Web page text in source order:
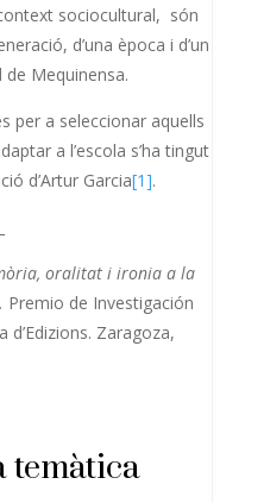
sociocultural, són
d’una època i d’un
de Mequinensa.
per a seleccionar aquells
a l’escola s’ha tingut
d’Artur Garcia[1].
oralitat i ironia a la
Premio de Investigación
d’Edizions. Zaragoza,
temàtica